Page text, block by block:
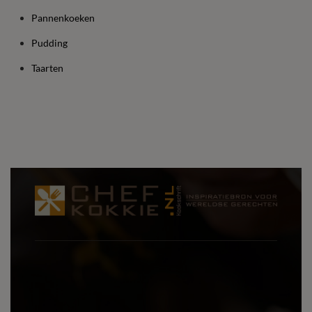
Pannenkoeken
Pudding
Taarten